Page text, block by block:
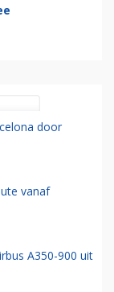
door
vanaf
A350-900 uit